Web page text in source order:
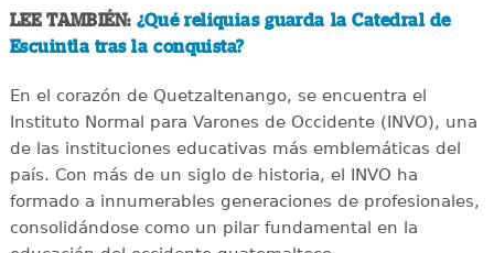
LEE TAMBIÉN: ¿Qué reliquias guarda la Catedral de
Escuintla tras la conquista?
En el corazón de Quetzaltenango, se encuentra el
Instituto Normal para Varones de Occidente (INVO), una
de las instituciones educativas más emblemáticas del
país. Con más de un siglo de historia, el INVO ha
formado a innumerables generaciones de profesionales,
consolidándose como un pilar fundamental en la